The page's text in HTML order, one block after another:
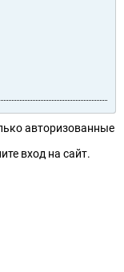
авторизованные
вход на сайт.